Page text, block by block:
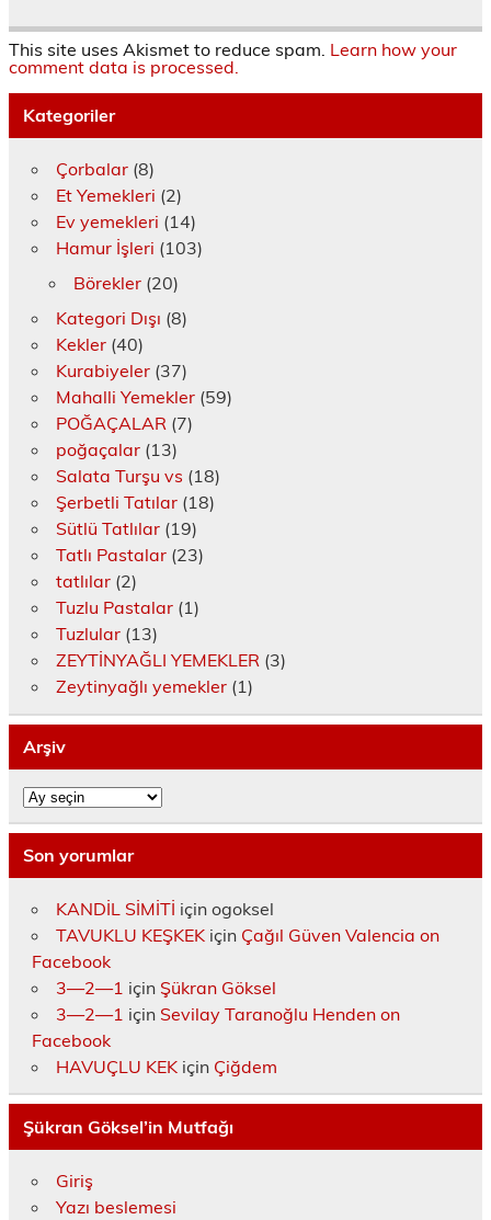
n
Y
e
n
e
r
e
d
e
a
ç
l
r
)
a
ç
ı
l
ı
r
)
ı
r
)
) l
ı
r
This site uses Akismet to reduce spam. Learn how your
comment data is processed.
Kategoriler
Çorbalar(8)
Et Yemekleri (2)
Ev yemekleri (14)
Hamur İşleri (103)
Börekler(20)
Kategori Dışı (8)
Kekler(40)
Kurabiyeler(37)
Mahalli Yemekler(59)
POĞAÇALAR (7)
poğaçalar(13)
Salata Turşu vs (18)
Şerbetli Tatılar(18)
Sütlü Tatlılar(19)
Tatlı Pastalar(23)
tatlılar(2)
Tuzlu Pastalar(1)
Tuzlular(13)
ZEYTİNYAĞLI YEMEKLER (3)
Zeytinyağlı yemekler(1)
Arşiv
Arşiv
Son yorumlar
KANDİL SİMİTİ için ogoksel
TAVUKLU KEŞKEKiçin Çağıl Güven Valencia on
Facebook
3—2—1 için Şükran Göksel
3—2—1 için Sevilay Taranoğlu Henden on
Facebook
HAVUÇLU KEKiçin Çiğdem
Şükran Göksel’in Mutfağı
Giriş
Yazı beslemesi